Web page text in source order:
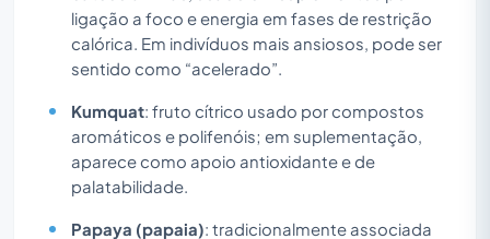
ligação a foco e energia em fases de restrição
calórica. Em indivíduos mais ansiosos, pode ser
sentido como “acelerado”.
Kumquat: fruto cítrico usado por compostos
aromáticos e polifenóis; em suplementação,
aparece como apoio antioxidante e de
palatabilidade.
Papaya (papaia): tradicionalmente associada